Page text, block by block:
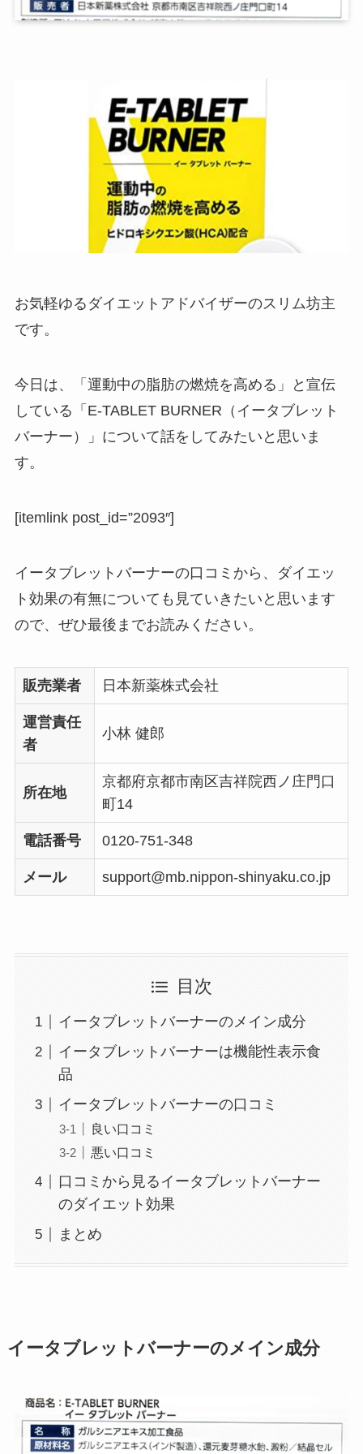
お気軽ゆるダイエットアドバイザーのスリム坊主
です。
今日は、「運動中の脂肪の燃焼を高める」と宣伝
している「E-TABLET BURNER（イータブレット
バーナー）」について話をしてみたいと思いま
す。
[itemlink post_id=”2093″]
イータブレットバーナーの口コミから、ダイエッ
ト効果の有無についても見ていきたいと思います
ので、ぜひ最後までお読みください。
販売業者 日本新薬株式会社
運営責任
者
小林 健郎
所在地
京都府京都市南区吉祥院西ノ庄門口
町14
電話番号 0120-751-348
メール support@mb.nippon-shinyaku.co.jp
目次
イータブレットバーナーのメイン成分
イータブレットバーナーは機能性表示食
品
イータブレットバーナーの口コミ
良い口コミ
悪い口コミ
口コミから見るイータブレットバーナー
のダイエット効果
まとめ
イータブレットバーナーのメイン成分